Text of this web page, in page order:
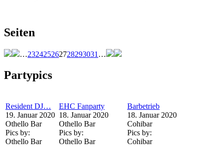
Seiten
…232425262728293031 …
Partypics
Resident DJ…
19. Januar 2020
Othello Bar
Pics by:
Othello Bar
EHC Fanparty
18. Januar 2020
Othello Bar
Pics by:
Othello Bar
Barbetrieb
18. Januar 2020
Cohibar
Pics by:
Cohibar